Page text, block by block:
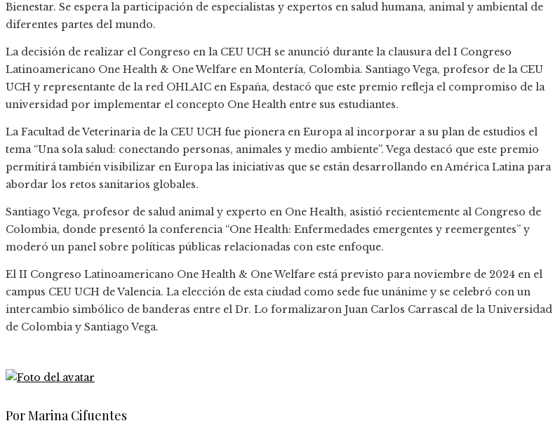
Bienestar. Se espera la participación de especialistas y expertos en salud humana, animal y ambiental de
diferentes partes del mundo.
La decisión de realizar el Congreso en la CEU UCH se anunció durante la clausura del I Congreso
Latinoamericano One Health & One Welfare en Montería, Colombia. Santiago Vega, profesor de la CEU
UCH y representante de la red OHLAIC en España, destacó que este premio refleja el compromiso de la
universidad por implementar el concepto One Health entre sus estudiantes.
La Facultad de Veterinaria de la CEU UCH fue pionera en Europa al incorporar a su plan de estudios el
tema “Una sola salud: conectando personas, animales y medio ambiente”. Vega destacó que este premio
permitirá también visibilizar en Europa las iniciativas que se están desarrollando en América Latina para
abordar los retos sanitarios globales.
Santiago Vega, profesor de salud animal y experto en One Health, asistió recientemente al Congreso de
Colombia, donde presentó la conferencia “One Health: Enfermedades emergentes y reemergentes” y
moderó un panel sobre políticas públicas relacionadas con este enfoque.
El II Congreso Latinoamericano One Health & One Welfare está previsto para noviembre de 2024 en el
campus CEU UCH de Valencia. La elección de esta ciudad como sede fue unánime y se celebró con un
intercambio simbólico de banderas entre el Dr. Lo formalizaron Juan Carlos Carrascal de la Universidad
de Colombia y Santiago Vega.
Por Marina Cifuentes